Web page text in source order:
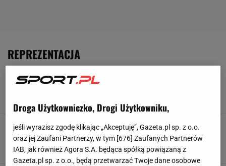
REPREZENTACJA
Brzoska przemówił ws. zakończenia
współpracy z PZPN
PZPN traci największego sponsora!
Wielomilionowe straty
Paweł Matys,5 SIERPNIA 2026, 16:51
Droga Użytkowniczko, Drogi Użytkowniku,
jeśli wyrazisz zgodę klikając „Akceptuję”, Gazeta.pl sp. z o.o.
oraz jej Zaufani Partnerzy, w tym [676] Zaufanych Partnerów
IAB, jak również Agora S.A. będąca spółką powiązaną z
Gazeta.pl sp. z o.o., będą przetwarzać Twoje dane osobowe